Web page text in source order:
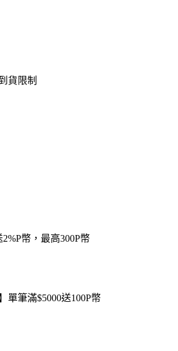
貨限制
幣，最高300P幣
單筆滿$5000送100P幣